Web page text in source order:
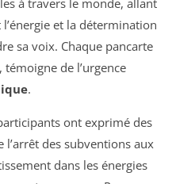
à travers le monde, allant
et la détermination
sa voix. Chaque pancarte
de l’urgence
.
ont exprimé des
des subventions aux
dans les énergies